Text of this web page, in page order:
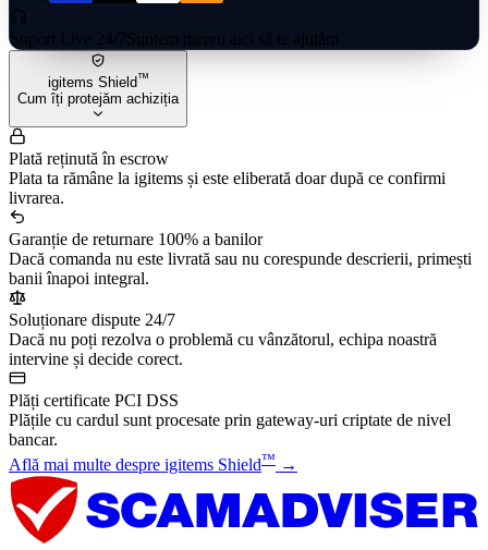
Suport Live 24/7Suntem mereu aici să te ajutăm
igitems Shield™
Cum îți protejăm achiziția
Plată reținută în escrow
Plata ta rămâne la igitems și este eliberată doar după ce confirmi
livrarea.
Garanție de returnare 100% a banilor
Dacă comanda nu este livrată sau nu corespunde descrierii, primești
banii înapoi integral.
Soluționare dispute 24/7
Dacă nu poți rezolva o problemă cu vânzătorul, echipa noastră
intervine și decide corect.
Plăți certificate PCI DSS
Plățile cu cardul sunt procesate prin gateway-uri criptate de nivel
bancar.
Află mai multe despre igitems Shield™ →